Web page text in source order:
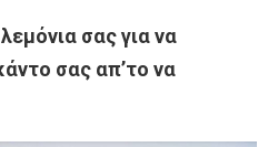
σας για να
σας απ’το να